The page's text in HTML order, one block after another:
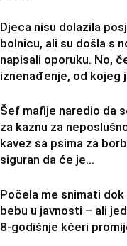
Djeca nisu dolazila
bolnicu, ali su došla s
napisali oporuku. No,
iznenađenje, od kojeg
Šef mafije naredio da
za kaznu za
kavez sa psima za
siguran da će je...
Počela me snimati dok
bebu u javnosti – ali
8-godišnje kćeri